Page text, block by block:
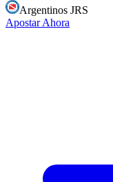
Argentinos JRS
Apostar Ahora